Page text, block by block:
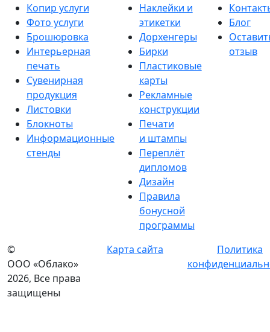
Копир услуги
Фото услуги
Брошюровка
Интерьерная
печать
Сувенирная
продукция
Листовки
Блокноты
Информационные
стенды
Наклейки и
этикетки
Дорхенгеры
Бирки
Пластиковые
карты
Рекламные
конструкции
Печати
и штампы
Переплёт
дипломов
Дизайн
Правила
бонусной
программы
Блог
отзыв
©
ООО «Облако»
2026, Все права
защищены
Карта сайта
Политика